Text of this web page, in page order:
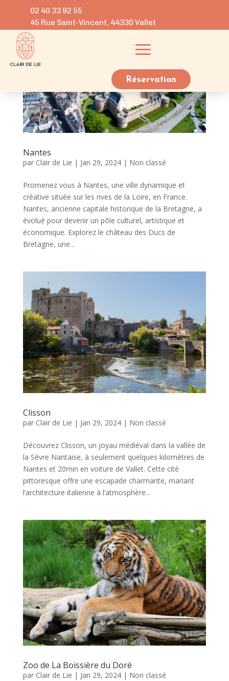
02 40 33 92 55
45 Rue Saint-Vincent, 44330 Vallet
Réservation
Nantes
par Clair de Lie | Jan 29, 2024| Non classé
Promenez vous à Nantes, une ville dynamique et
créative située sur les rives de la Loire, en France.
Nantes, ancienne capitale historique de la Bretagne, a
évolué pour devenir un pôle culturel, artistique et
économique. Explorez le château des Ducs de
Bretagne, une...
Clisson
par Clair de Lie | Jan 29, 2024| Non classé
Découvrez Clisson, un joyau médiéval dans la vallée de
la Sèvre Nantaise, à seulement quelques kilomètres de
Nantes et 20min en voiture de Vallet. Cette cité
pittoresque offre une escapade charmante, mariant
l’architecture italienne à l’atmosphère...
Zoo de La Boissière du Doré
par Clair de Lie | Jan 29, 2024| Non classé